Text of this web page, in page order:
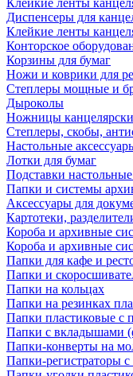
Клейкие ленты
Диспенсеры для
Клейкие ленты
Конторское
Корзины для бумаг
Ножи и коврики для
Степлеры мощные и
Дыроколы
Ножницы
Степлеры, скобы,
Настольные
Лотки для бумаг
Подставки
Папки и системы
Аксессуары для
Картотеки,
Короба и архивные
Короба и архивные
Папки для кафе и
Папки и
Папки на кольцах
Папки на резинках
Папки пластиковые с
Папки с вкладышами
Папки-конверты на
Папки-регистраторы